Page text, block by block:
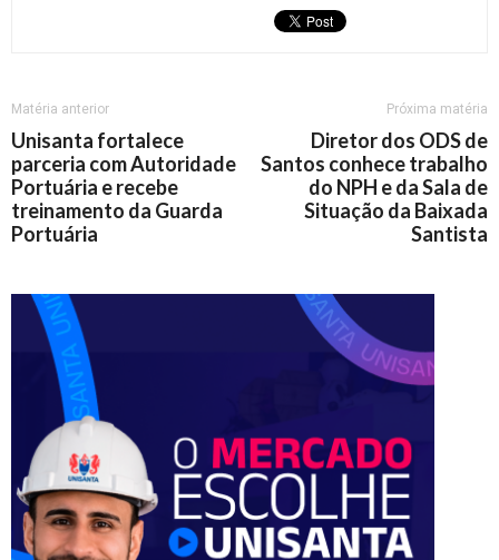
Matéria anterior
Unisanta fortalece
parceria com Autoridade
Portuária e recebe
treinamento da Guarda
Portuária
Próxima matéria
Diretor dos ODS de
Santos conhece trabalho
do NPH e da Sala de
Situação da Baixada
Santista